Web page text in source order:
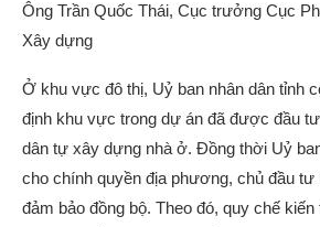
Ông Trần Quốc Thái, Cục trưởng Cục
Xây dựng
Ở khu vực đô thị, Uỷ ban nhân dân tỉnh
định khu vực trong dự án đã được đầu
dân tự xây dựng nhà ở. Đồng thời Uỷ
cho chính quyền địa phương, chủ đầu tư
đảm bảo đồng bộ. Theo đó, quy chế